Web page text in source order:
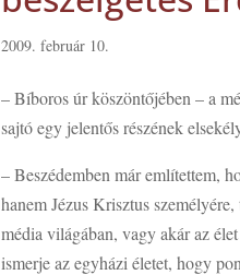
2009. február 10.
– Bíboros úr köszöntőjében – a
sajtó egy jelentős részének
– Beszédemben már említettem,
hanem Jézus Krisztus
média világában, vagy akár az
ismerje az egyházi életet, hogy